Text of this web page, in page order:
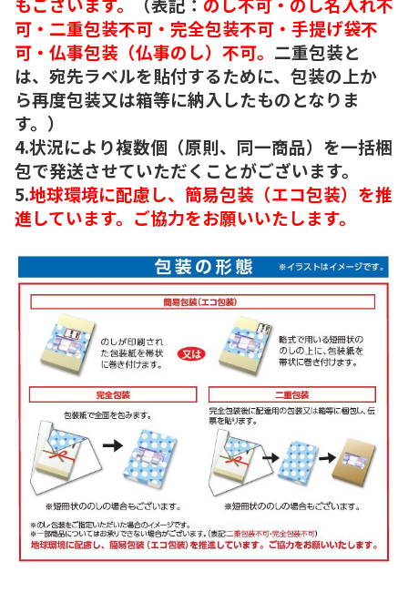
可・二重包装不可・完全包装不可・手提げ袋不
可・仏事包装（仏事のし）不可。 二重包装と
は、宛先ラベルを貼付するために、包装の上か
ら再度包装又は箱等に納入したものとなりま
す。）
4.状況により複数個（原則、同一商品）を一括梱
包で発送させていただくことがございます。
5.地球環境に配慮し、簡易包装（エコ包装）を推
進しています。ご協力をお願いいたします。